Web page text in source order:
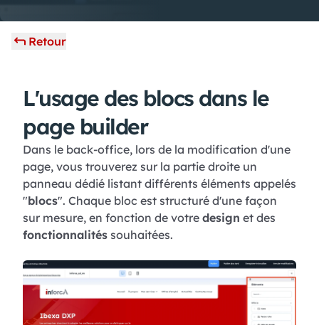
Retour
L'usage des blocs dans le
page builder
Dans le back-office, lors de la modification d'une
page, vous trouverez sur la partie droite un
panneau dédié listant différents éléments appelés
"blocs". Chaque bloc est structuré d'une façon
sur mesure, en fonction de votre design et des
fonctionnalités souhaitées.